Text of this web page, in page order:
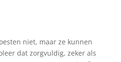
niet, maar ze kunnen
dat zorgvuldig, zeker als